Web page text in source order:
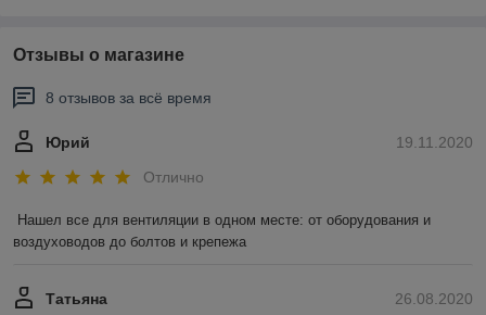
Отзывы о магазине
8 отзывов за всё время
19.11.2020
Юрий
Отлично
Нашел все для вентиляции в одном месте: от оборудования и
воздуховодов до болтов и крепежа
26.08.2020
Татьяна